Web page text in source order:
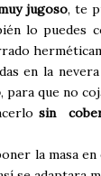
jugoso, te
lo puedes
en la nevera
, para que no
sin
la masa